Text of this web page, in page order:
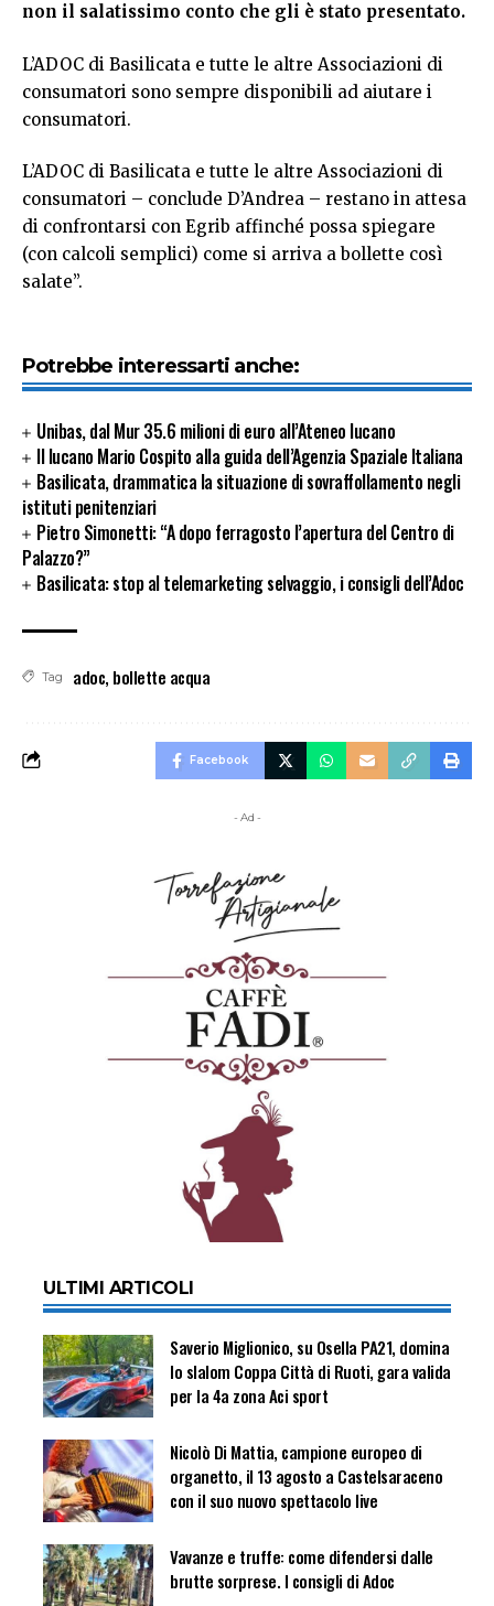
non il salatissimo conto che gli è stato presentato.
L’ADOC di Basilicata e tutte le altre Associazioni di
consumatori sono sempre disponibili ad aiutare i
consumatori.
L’ADOC di Basilicata e tutte le altre Associazioni di
consumatori – conclude D’Andrea – restano in attesa
di confrontarsi con Egrib affinché possa spiegare
(con calcoli semplici) come si arriva a bollette così
salate”.
Potrebbe interessarti anche:
Unibas, dal Mur 35.6 milioni di euro all’Ateneo lucano
Il lucano Mario Cospito alla guida dell’Agenzia Spaziale Italiana
Basilicata, drammatica la situazione di sovraffollamento negli
istituti penitenziari
Pietro Simonetti: “A dopo ferragosto l’apertura del Centro di
Palazzo?”
Basilicata: stop al telemarketing selvaggio, i consigli dell’Adoc
Tag adoc, bollette acqua
Facebook
- Ad -
ULTIMI ARTICOLI
Saverio Miglionico, su Osella PA21, domina
lo slalom Coppa Città di Ruoti, gara valida
per la 4a zona Aci sport
Nicolò Di Mattia, campione europeo di
organetto, il 13 agosto a Castelsaraceno
con il suo nuovo spettacolo live
Vavanze e truffe: come difendersi dalle
brutte sorprese. I consigli di Adoc